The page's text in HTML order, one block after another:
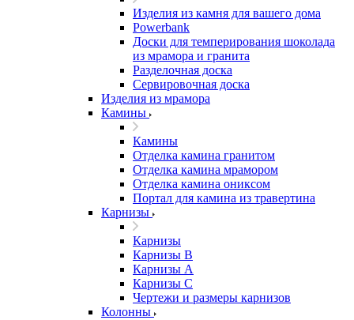
Изделия из камня для вашего дома
Powerbank
Доски для темперирования шоколада
из мрамора и гранита
Разделочная доска
Сервировочная доска
Изделия из мрамора
Камины
Камины
Отделка камина гранитом
Отделка камина мрамором
Отделка камина ониксом
Портал для камина из травертина
Карнизы
Карнизы
Карнизы B
Карнизы А
Карнизы С
Чертежи и размеры карнизов
Колонны